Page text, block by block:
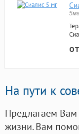
5мг
На пути к
Предлагаем
жизни. Вам